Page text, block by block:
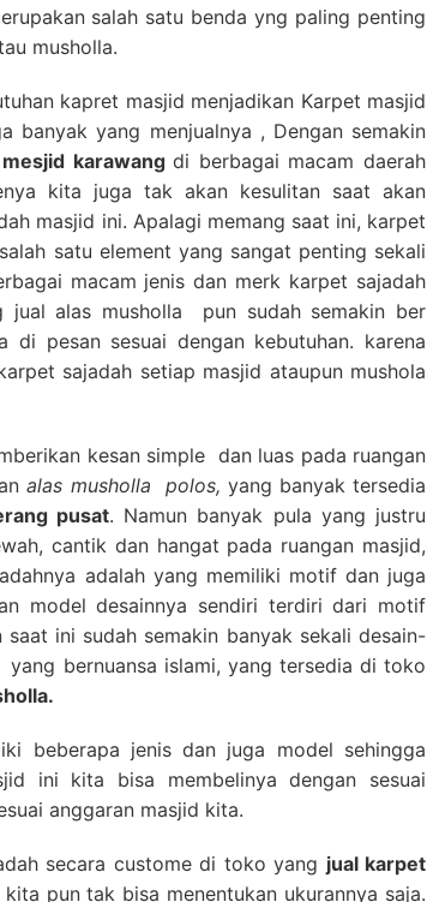
salah satu benda yng paling penting
musholla.
kapret masjid menjadikan Karpet masjid
banyak yang menjualnya , Dengan semakin
karawangdi berbagai macam daerah
kita juga tak akan kesulitan saat akan
masjid ini. Apalagi memang saat ini, karpet
satu element yang sangat penting sekali
macam jenis dan merk karpet sajadah
alas musholla pun sudah semakin ber
di pesan sesuai dengan kebutuhan. karena
sajadah setiap masjid ataupun mushola
kesan simple dan luas pada ruangan
alas musholla polos, yang banyak tersedia
pusat. Namun banyak pula yang justru
cantik dan hangat pada ruangan masjid,
adalah yang memiliki motif dan juga
model desainnya sendiri terdiri dari motif
ini sudah semakin banyak sekali desain-
bernuansa islami, yang tersedia di toko
beberapa jenis dan juga model sehingga
ini kita bisa membelinya dengan sesuai
anggaran masjid kita.
secara custome di toko yang jual karpet
pun tak bisa menentukan ukurannya saja.